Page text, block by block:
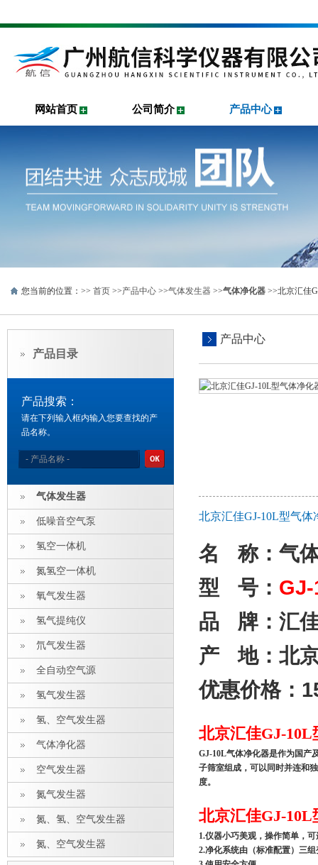
网站首页 公司简介 产品中心
您当前的位置：>> 首页 >>产品中心 >>气体发生器 >>气体净化器 >>北京汇佳
产品目录
产品搜索：
请在下列输入框内输入您要查找的产
品名称。
气体发生器
低噪音空气泵
氢空一体机
氮氢空一体机
氧气发生器
氢气提纯仪
氘气发生器
全自动空气源
氢气发生器
氢、空气发生器
气体净化器
空气发生器
氮气发生器
氮、氢、空气发生器
氮、空气发生器
产品中心
北京汇佳GJ-10L型气
名
称：气
型
号：
品
牌：汇
产
地：北
优惠价格：
北京汇佳GJ-
GJ-10L气体净化器是作为国产
子筛室组成，可以同时并连和
度。
北京汇佳GJ-
1.仪器小巧美观，操作简单，
2.净化系统由（标准配置）三